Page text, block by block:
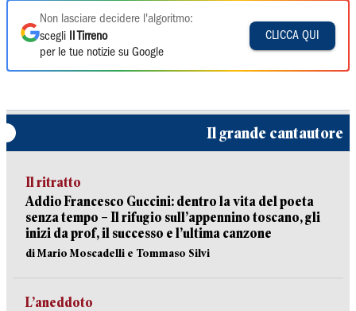
Non lasciare decidere l'algoritmo:
scegli
Il Tirreno
per le tue notizie su Google
CLICCA QUI
Il grande cantautore
Il ritratto
Addio Francesco Guccini: dentro la vita del poeta
senza tempo – Il rifugio sull’appennino toscano, gli
inizi da prof, il successo e l’ultima canzone
di Mario Moscadelli e Tommaso Silvi
L’aneddoto